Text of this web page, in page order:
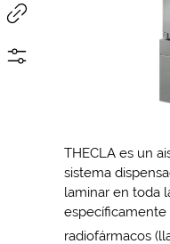
THECLA es un
sistema
laminar en toda
específicamente
radiofármacos